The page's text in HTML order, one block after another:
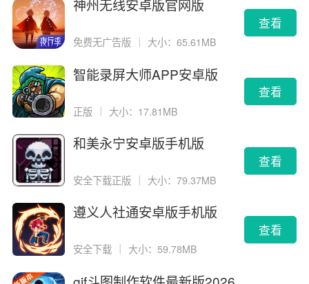
神州无线安卓版官网版
免费无广告版 大小：65.61MB
查看
智能录屏大师APP安卓版
正版 ｜ 大小：17.81MB
查看
和美永宁安卓版手机版
安全下载正版 大小：79.37MB
查看
遵义人社通安卓版手机版
安全下载 大小：59.78MB
查看